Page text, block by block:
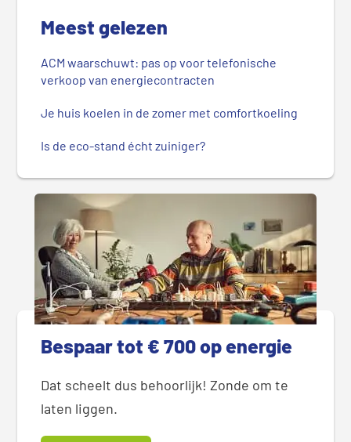
Meest gelezen
ACM waarschuwt: pas op voor telefonische
verkoop van energiecontracten
Je huis koelen in de zomer met comfortkoeling
Is de eco-stand écht zuiniger?
Bespaar tot € 700 op energie
Dat scheelt dus behoorlijk! Zonde om te
laten liggen.